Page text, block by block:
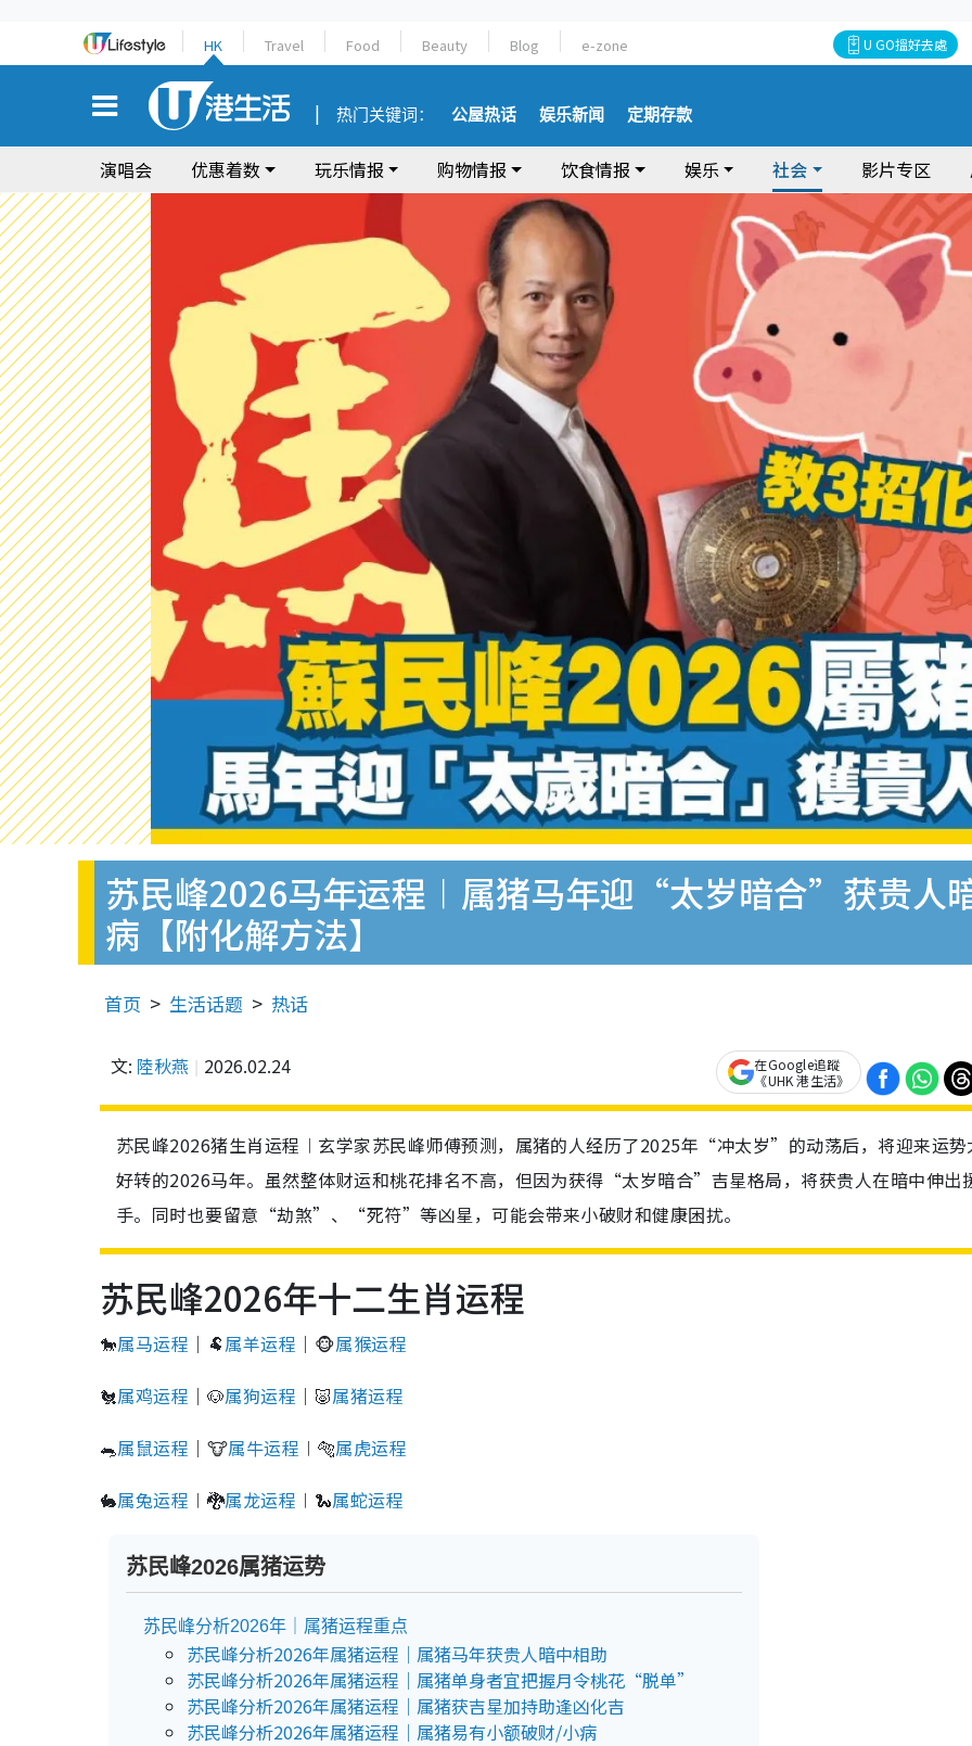
HK Travel Food Beauty Blog e-zone U GO搵好去處
热门关键词： 公屋热话 娱乐新闻 定期存款
演唱会 优惠着数 玩乐情报 购物情报 饮食情报 娱乐 社会 影片专区
苏民峰2026马年运程︱属猪马年迎“太岁暗合”获贵人
病【附化解方法】
首页 生活话题 热话
文: 陸秋燕 2026.02.24
在Google追蹤
《UHK 港生活》
苏民峰2026猪生肖运程︱玄学家苏民峰师傅预测，属猪的人经历了2025年“冲太岁”的动荡后，将迎来运势
好转的2026马年。虽然整体财运和桃花排名不高，但因为获得“太岁暗合”吉星格局，将获贵人在暗中伸出
手。同时也要留意“劫煞”、“死符”等凶星，可能会带来小破财和健康困扰。
苏民峰2026年十二生肖运程
🐎属马运程 ｜🐏属羊运程 ｜🐵属猴运程
🐔属鸡运程 ｜🐶属狗运程 ｜🐷属猪运程
🐀属鼠运程 ｜🐮属牛运程 ︱🐅属虎运程
🐇属兔运程 ︱🐉属龙运程 ︱🐍属蛇运程
苏民峰2026属猪运势
苏民峰分析2026年｜属猪运程重点
苏民峰分析2026年属猪运程｜属猪马年获贵人暗中相助
苏民峰分析2026年属猪运程｜属猪单身者宜把握月令桃花“脱单”
苏民峰分析2026年属猪运程｜属猪获吉星加持助逢凶化吉
苏民峰分析2026年属猪运程｜属猪易有小额破财/小病